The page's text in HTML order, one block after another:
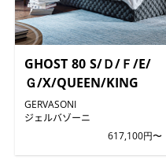
GHOST 80 S/Ｄ/Ｆ/E/
Ｇ/X/QUEEN/KING
GERVASONI
ジェルバゾーニ
617,100円〜